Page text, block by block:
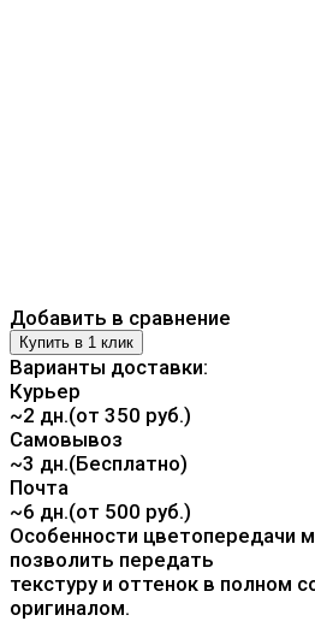
Добавить в сравнение
Варианты доставки:
Курьер
~2 дн.(от 350 руб.)
Самовывоз
~3 дн.(Бесплатно)
Почта
~6 дн.(от 500 руб.)
Особенности цветопередачи
позволить передать
текстуру и оттенок в полном
оригиналом.